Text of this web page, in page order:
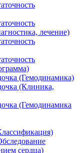
лечение)
(Гемодинамика)
(Клиника,
(Гемодинамика
сердца)